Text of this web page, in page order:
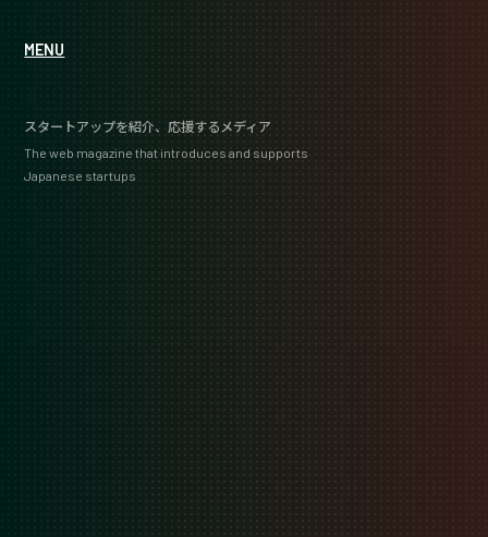
MENU
スタートアップを紹介、応援するメディア
The web magazine that introduces and supports
Japanese startups